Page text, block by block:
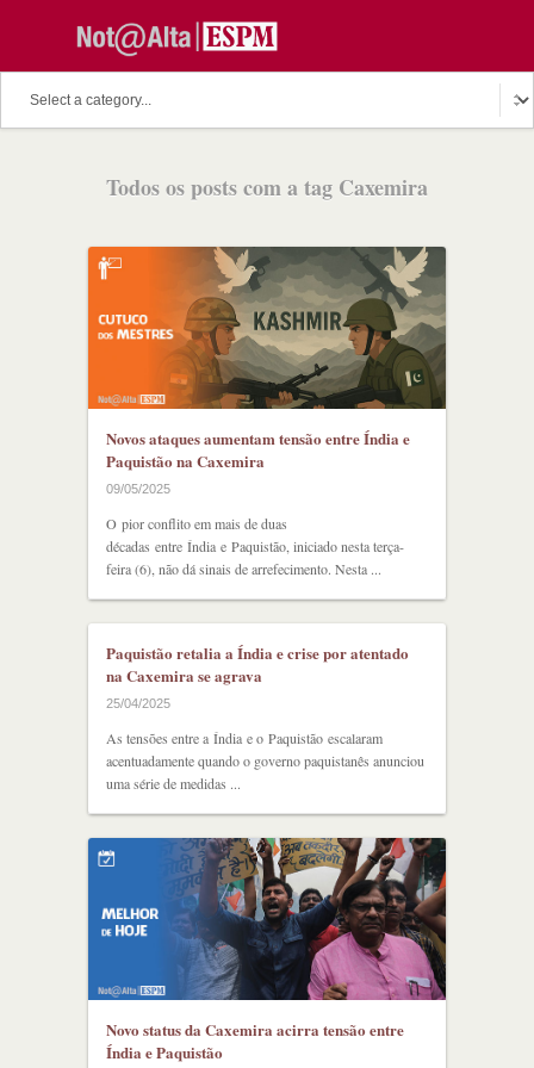
Todos os posts com a tag Caxemira
Novos ataques aumentam tensão entre Índia e
Paquistão na Caxemira
09/05/2025
O pior conflito em mais de duas
décadas entre Índia e Paquistão, iniciado nesta terça-
feira (6), não dá sinais de arrefecimento. Nesta ...
Paquistão retalia a Índia e crise por atentado
na Caxemira se agrava
25/04/2025
As tensões entre a Índia e o Paquistão escalaram
acentuadamente quando o governo paquistanês anunciou
uma série de medidas ...
Novo status da Caxemira acirra tensão entre
Índia e Paquistão